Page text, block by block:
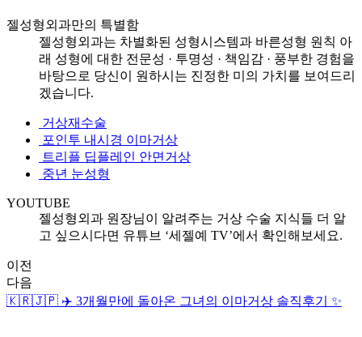
젤성형외과만의 특별함
젤성형외과는 차별화된 성형시스템과 바른성형 원칙 아
래 성형에 대한 전문성 · 투명성 · 책임감 · 풍부한 경험을
바탕으로 당신이 원하시는 진정한 미의 가치를 보여드리
겠습니다.
거상재수술
포인투 내시경 이마거상
트리플 딥플레인 안면거상
중년 눈성형
YOUTUBE
젤성형외과 원장님이 알려주는 거상 수술 지식들 더 알
고 싶으시다면 유튜브 ‘세젤예 TV’에서 확인해보세요.
이전
다음
🇰🇷🇯🇵 ✈️ 3개월만에 돌아온 그녀의 이마거상 솔직후기 ✨